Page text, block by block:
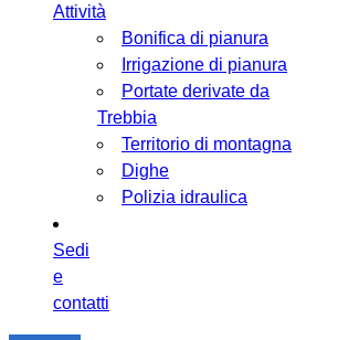
Attività
Bonifica di pianura
Irrigazione di pianura
Portate derivate da
Trebbia
Territorio di montagna
Dighe
Polizia idraulica
Sedi
e
contatti